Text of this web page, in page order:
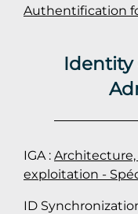
Authentification
Identity
IGA :
exploitation -
ID